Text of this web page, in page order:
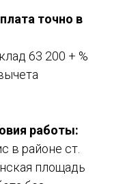
точно в
63 200 + %
работы:
в районе ст.
площадь